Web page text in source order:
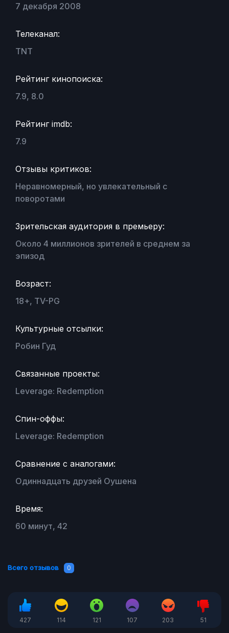
7 декабря 2008
Телеканал:
TNT
Рейтинг кинопоиска:
7.9, 8.0
Рейтинг imdb:
7.9
Отзывы критиков:
Неравномерный, но увлекательный с
поворотами
Зрительская аудитория в премьеру:
Около 4 миллионов зрителей в среднем за
эпизод
Возраст:
18+, TV-PG
Культурные отсылки:
Робин Гуд
Связанные проекты:
Leverage: Redemption
Спин-оффы:
Leverage: Redemption
Сравнение с аналогами:
Одиннадцать друзей Оушена
Время:
60 минут, 42
Всего отзывов 0
427 114 121 107 203 51